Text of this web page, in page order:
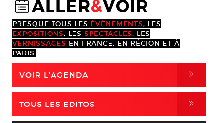
@ALLER&VOIR
PRESQUE TOUS LES ÉVÈNEMENTS, LES
EXPOSITIONS, LES SPECTACLES, LES
VERNISSAGES EN FRANCE, EN RÉGION ET À
PARIS.
VOIR L'AGENDA ,
TOUS LES EDITOS ,